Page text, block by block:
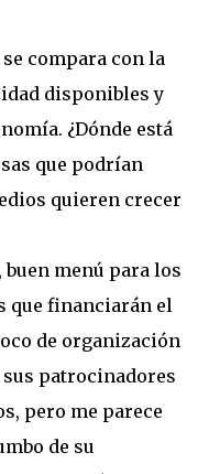
compara con la
disponibles y
¿Dónde está
que podrían
quieren crecer
buen menú para los
que financiarán el
de organización
patrocinadores
pero me parece
de su